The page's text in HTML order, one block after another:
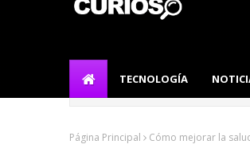
TECNOLOGÍA
Página Principal Cómo mejorar la